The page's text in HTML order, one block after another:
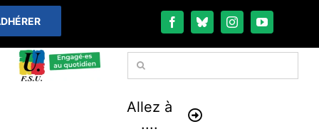
Passer
au
contenu
Rechercher:
Allez à
....